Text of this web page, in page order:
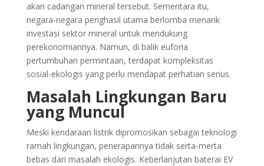
akan cadangan mineral tersebut. Sementara itu,
negara-negara penghasil utama berlomba menarik
investasi sektor mineral untuk mendukung
perekonomiannya. Namun, di balik euforia
pertumbuhan permintaan, terdapat kompleksitas
sosial-ekologis yang perlu mendapat perhatian serius.
Masalah Lingkungan Baru
yang Muncul
Meski kendaraan listrik dipromosikan sebagai teknologi
ramah lingkungan, penerapannya tidak serta-merta
bebas dari masalah ekologis. Keberlanjutan baterai EV